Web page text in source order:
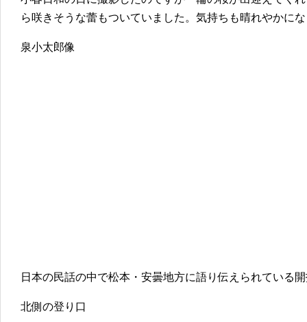
ら咲きそうな蕾もついていました。気持ちも晴れやかに
泉小太郎像
日本の民話の中で松本・安曇地方に語り伝えられている
北側の登り口